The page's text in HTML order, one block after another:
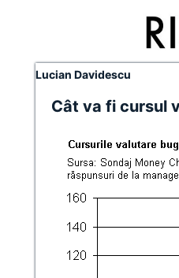
Lucian Davidescu
Cât va fi cursul